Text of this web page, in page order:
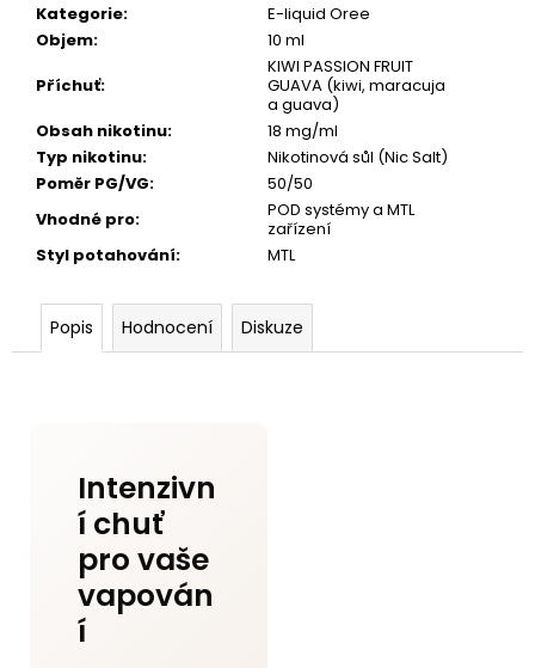
Kategorie:
E-liquid Oree
Objem:
10 ml
Příchuť:
KIWI PASSION FRUIT
GUAVA (kiwi, maracuja
a guava)
Obsah nikotinu:
18 mg/ml
Typ nikotinu:
Nikotinová sůl (Nic Salt)
Poměr PG/VG:
50/50
Vhodné pro:
POD systémy a MTL
zařízení
Styl potahování: MTL
Popis Hodnocení Diskuze
Intenzivn
í chuť
pro vaše
vapován
í
CARTRIDGE
3ML
OHM
Kč